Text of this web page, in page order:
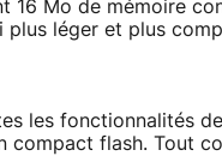
16 Mo de mémoire
plus léger et plus
les fonctionnalités
compact flash. Tout